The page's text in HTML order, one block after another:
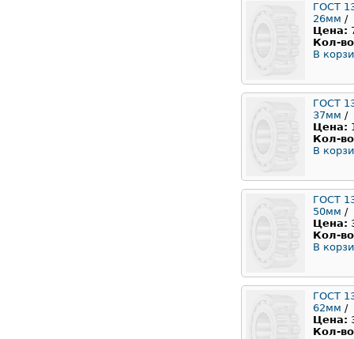
ГОСТ
26мм /
Цена:
Кол-
В
ГОСТ
37мм /
Цена:
Кол-
В
ГОСТ
50мм /
Цена:
Кол-
В
ГОСТ
62мм /
Цена:
Кол-